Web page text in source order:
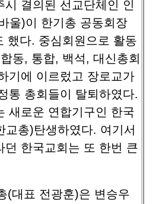
시 결의된 선교단체인 인
울)이 한기총 공동회장
했다. 중심회원으로 활동
동, 통합, 백석, 대신총회
기에 이르렀고 장로교가
통 총회들이 탈퇴하였다.
새로운 연합기구인 한국
교총)탄생하였다. 여기서
던 한국교회는 또 한번 큰
(대표 전광훈)은 변승우